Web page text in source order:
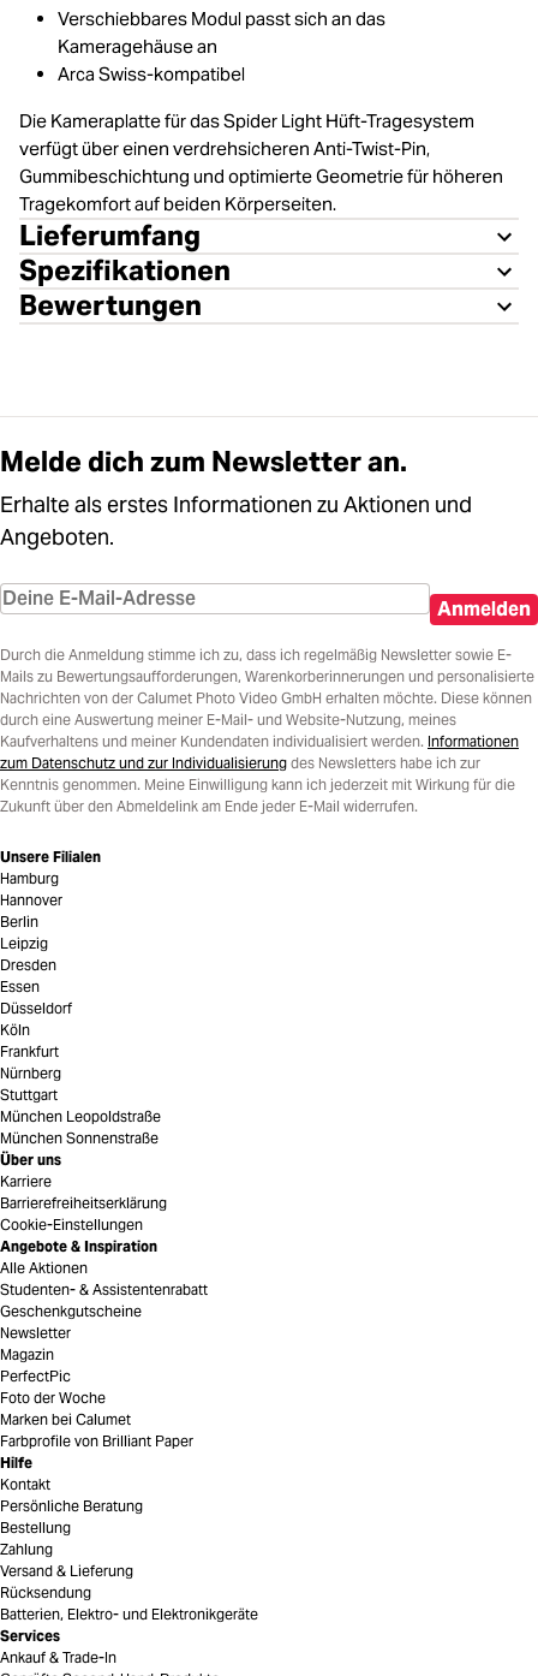
Verschiebbares Modul passt sich an das
Kameragehäuse an
Arca Swiss-kompatibel
Die Kameraplatte für das Spider Light Hüft-Tragesystem
verfügt über einen verdrehsicheren Anti-Twist-Pin,
Gummibeschichtung und optimierte Geometrie für höheren
Tragekomfort auf beiden Körperseiten.
Lieferumfang
Spezifikationen
Bewertungen
Melde dich zum Newsletter an.
Erhalte als erstes Informationen zu Aktionen und
Angeboten.
Anmelden
Durch die Anmeldung stimme ich zu, dass ich regelmäßig Newsletter sowie E-
Mails zu Bewertungsaufforderungen, Warenkorberinnerungen und personalisierte
Nachrichten von der Calumet Photo Video GmbH erhalten möchte. Diese können
durch eine Auswertung meiner E-Mail- und Website-Nutzung, meines
Kaufverhaltens und meiner Kundendaten individualisiert werden. Informationen
zum Datenschutz und zur Individualisierung des Newsletters habe ich zur
Kenntnis genommen. Meine Einwilligung kann ich jederzeit mit Wirkung für die
Zukunft über den Abmeldelink am Ende jeder E-Mail widerrufen.
Unsere Filialen
Hamburg
Hannover
Berlin
Leipzig
Dresden
Essen
Düsseldorf
Köln
Frankfurt
Nürnberg
Stuttgart
München Leopoldstraße
München Sonnenstraße
Über uns
Karriere
Barrierefreiheitserklärung
Cookie-Einstellungen
Angebote & Inspiration
Alle Aktionen
Studenten- & Assistentenrabatt
Geschenkgutscheine
Newsletter
Magazin
PerfectPic
Foto der Woche
Marken bei Calumet
Farbprofile von Brilliant Paper
Hilfe
Kontakt
Persönliche Beratung
Bestellung
Zahlung
Versand & Lieferung
Rücksendung
Batterien, Elektro- und Elektronikgeräte
Services
Ankauf & Trade-In